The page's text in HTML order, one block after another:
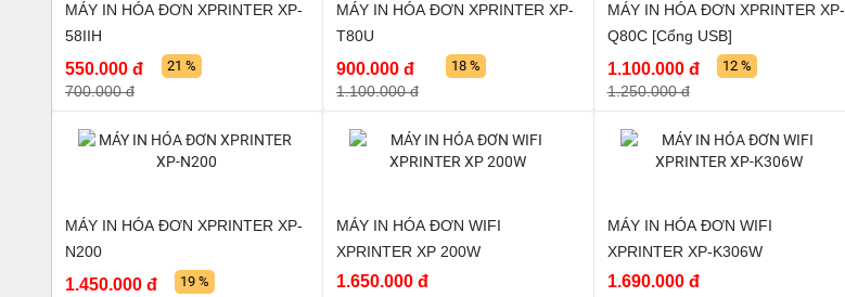
MÁY IN HÓA ĐƠN XPRINTER XP-
58IIH
550.000 đ
700.000 đ
21 %
MÁY IN HÓA ĐƠN XPRINTER XP-
T80U
900.000 đ
1.100.000 đ
18 %
MÁY IN HÓA ĐƠN XPRINTER XP-
Q80C [Cổng USB]
1.100.000 đ
1.250.000 đ
12 %
MÁY IN HÓA ĐƠN XPRINTER XP-
N200
1.450.000 đ 19 %
MÁY IN HÓA ĐƠN WIFI
XPRINTER XP 200W
1.650.000 đ
MÁY IN HÓA ĐƠN WIFI
XPRINTER XP-K306W
1.690.000 đ